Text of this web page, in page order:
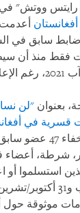
ووتش" في
أفغانستان
أخفت قسرا أكثر من 100 ضابط
فقط منذ أن
"لن
قسرية في
، يوثّق قتل
شرطة، أعضاء
استسلموا أو
طالبان بين 15 أغسطس/